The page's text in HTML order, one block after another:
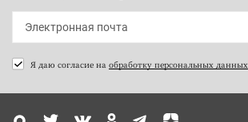
Я даю согласие на обработку персональных данных